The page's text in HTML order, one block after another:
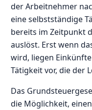
der Arbeitnehmer
eine selbstständige
bereits im Zeitpunkt
auslöst. Erst wenn
wird, liegen
Tätigkeit vor, die der
Das
die Möglichkeit,